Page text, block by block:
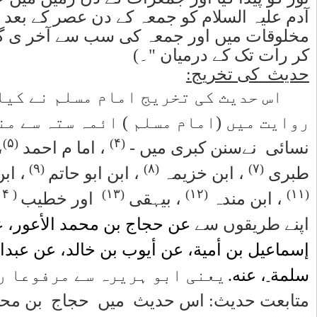
آخر
سے لے
اس حدیث کی
­‑اور امام
، اما م
ابو ٖشیخ
نے اپنے
عن
- مولى أم
ہے۔
متابعت
زائریں کے تبصرے